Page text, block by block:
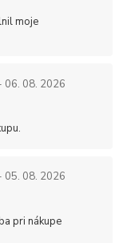
moje
06. 08. 2026
05. 08. 2026
pri nákupe